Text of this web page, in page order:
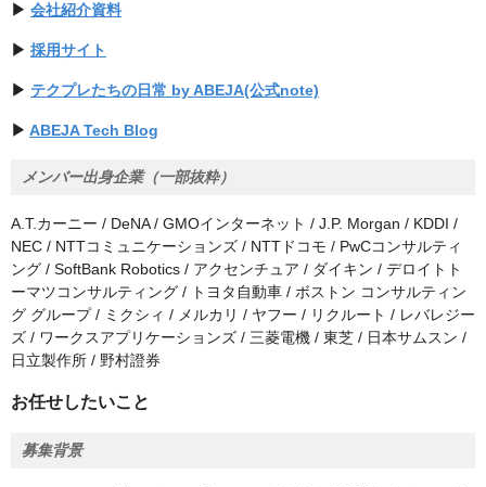
▶ 会社紹介資料
▶ 採用サイト
▶ テクプレたちの日常 by ABEJA(公式note)
▶ ABEJA Tech Blog
メンバー出身企業（一部抜粋）
A.T.カーニー / DeNA / GMOインターネット / J.P. Morgan / KDDI /
NEC / NTTコミュニケーションズ / NTTドコモ / PwCコンサルティ
ング / SoftBank Robotics / アクセンチュア / ダイキン / デロイトト
ーマツコンサルティング / トヨタ自動車 / ボストン コンサルティン
グ グループ / ミクシィ / メルカリ / ヤフー / リクルート / レバレジー
ズ / ワークスアプリケーションズ / 三菱電機 / 東芝 / 日本サムスン /
日立製作所 / 野村證券
お任せしたいこと
募集背景